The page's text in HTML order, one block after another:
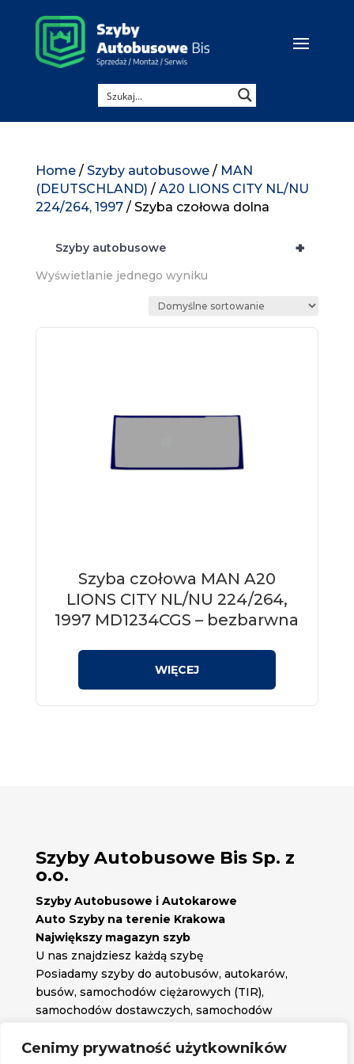
Cenimy prywatność użytkowników
Home/ Szyby autobusowe/ MAN
(DEUTSCHLAND) / A20 LIONS CITY NL/NU
224/264, 1997/ Szyba czołowa dolna
+
Szyby autobusowe
Wyświetlanie jednego wyniku
Szyba czołowa MAN A20
LIONS CITY NL/NU 224/264,
1997 MD1234CGS – bezbarwna
Szyby Autobusowe Bis Sp. z
o.o.
Szyby Autobusowe i Autokarowe
Auto Szyby na terenie Krakowa
Największy magazyn szyb
U nas znajdziesz każdą szybę
Posiadamy szyby do autobusów, autokarów,
busów, samochodów ciężarowych (TIR),
samochodów dostawczych, samochodów
potrzebujesz.